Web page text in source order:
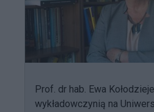
Prof. dr hab. Ewa
wykładowczynią na